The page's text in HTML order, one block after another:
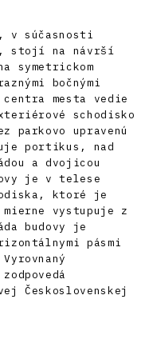
v súčasnosti
stojí na návrší
symetrickom
bočnými
mesta vedie
schodisko
parkovo upravenú
portikus, nad
a dvojicou
je v telese
ktoré je
vystupuje z
budovy je
pásmi
Československej